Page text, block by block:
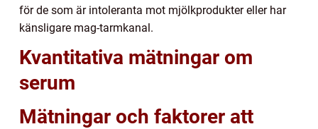
för de som är intoleranta mot mjölkprodukter eller har
känsligare mag-tarmkanal.
Kvantitativa mätningar om
serum
Mätningar och faktorer att